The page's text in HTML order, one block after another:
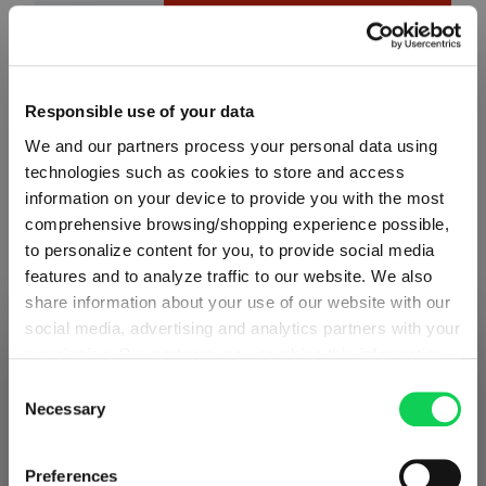
Responsible use of your data
We and our partners process your personal data using
technologies such as cookies to store and access
information on your device to provide you with the most
comprehensive browsing/shopping experience possible,
to personalize content for you, to provide social media
features and to analyze traffic to our website. We also
share information about your use of our website with our
social media, advertising and analytics partners with your
they have collected as part of your use of the services.
This may include the transfer of your data to the USA,
which is not certified as having an adequate level of data
Selection
Necessary
Preferences
Produkt Anzahl: Gib den gewünschten Wert ein oder
Menge wird in Rechnungseinheiten angezeigt.
Zum Merkzettel hinzufügen
Produkt vergleichen
Produktdetails
Erkannt in
Sie sehen
Preise, Lieferzeiten und Zölle in diesem Shop gelten für